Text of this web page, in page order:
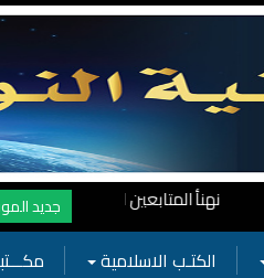
لموفع النور بوصول المشاهدات الى الرقم القياسي 11 مليون مشاهدة خلال فترة قصيرة
جديد
الكتـب الاسلامية